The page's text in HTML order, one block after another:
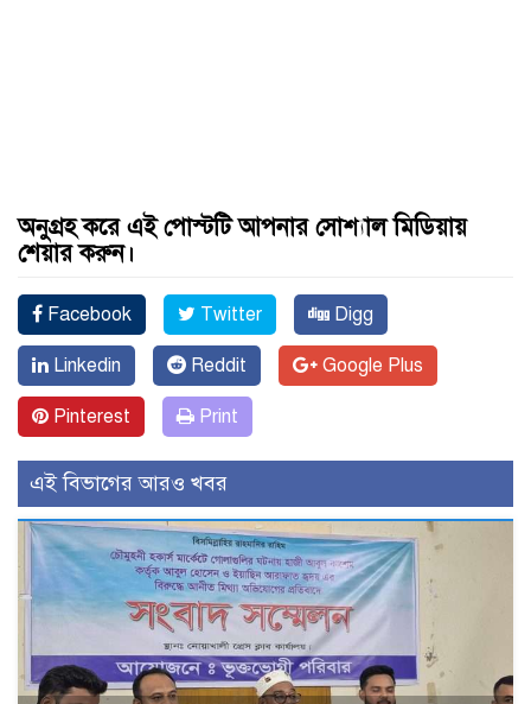
অনুগ্রহ করে এই পোস্টটি আপনার সোশ্যাল মিডিয়ায়
শেয়ার করুন।
Facebook Twitter Digg
Linkedin Reddit Google Plus
Pinterest Print
এই বিভাগের আরও খবর